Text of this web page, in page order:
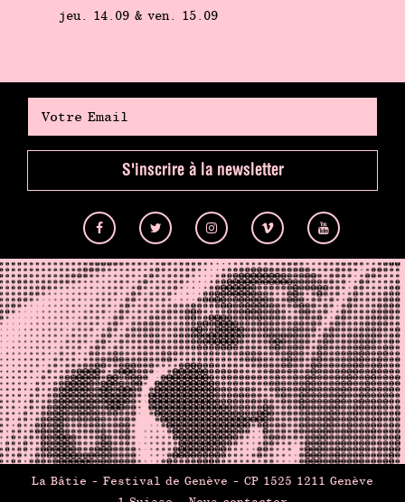
jeu. 14.09 & ven. 15.09
S'inscrire à la newsletter
La Bâtie - Festival de Genève - CP 1525 1211 Genève